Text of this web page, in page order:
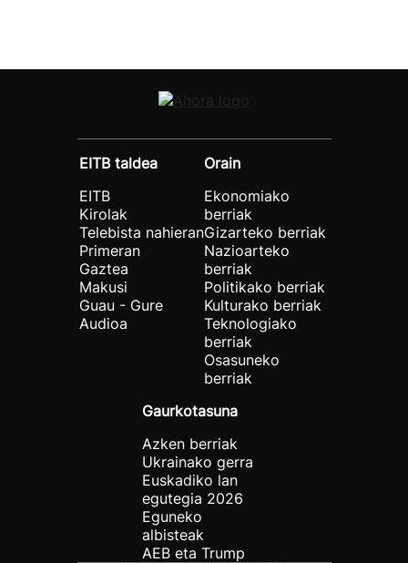
EITB taldea
EITB
Kirolak
Telebista nahieran
Primeran
Gaztea
Makusi
Guau - Gure
Audioa
Orain
Ekonomiako
berriak
Gizarteko berriak
Nazioarteko
berriak
Politikako berriak
Kulturako berriak
Teknologiako
berriak
Osasuneko
berriak
Gaurkotasuna
Azken berriak
Ukrainako gerra
Euskadiko lan
egutegia 2026
Eguneko
albisteak
AEB eta Trump